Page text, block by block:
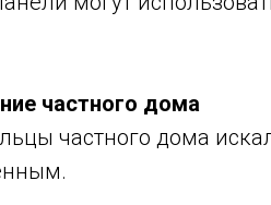
частного дома
частного дома